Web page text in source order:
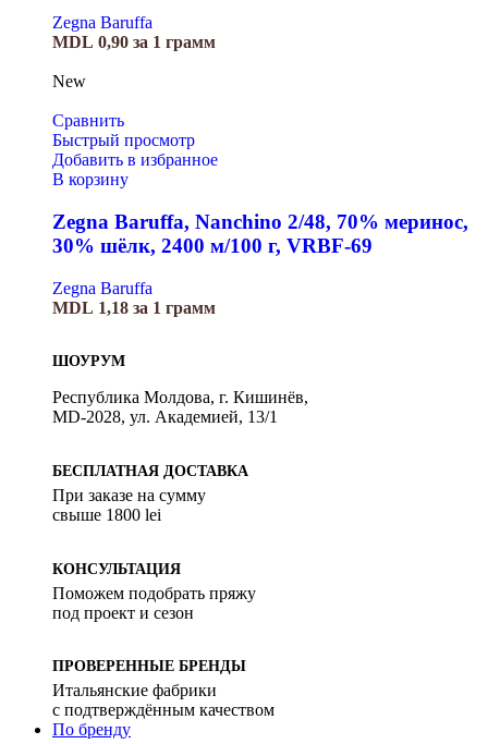
Zegna Baruffa
MDL 0,90 за 1 грамм
New
Сравнить
Быстрый просмотр
Добавить в избранное
В корзину
Zegna Baruffa, Nanchino 2/48, 70% меринос,
30% шёлк, 2400 м/100 г, VRBF-69
Zegna Baruffa
MDL 1,18 за 1 грамм
ШОУРУМ
Республика Молдова, г. Кишинёв,
MD-2028, ул. Академией, 13/1
БЕСПЛАТНАЯ ДОСТАВКА
При заказе на сумму
свыше 1800 lei
КОНСУЛЬТАЦИЯ
Поможем подобрать пряжу
под проект и сезон
ПРОВЕРЕННЫЕ БРЕНДЫ
Итальянские фабрики
с подтверждённым качеством
По бренду